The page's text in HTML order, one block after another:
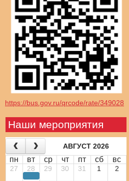
https://bus.gov.ru/qrcode/rate/349028
Наши мероприятия
АВГУСТ 2026
пн вт ср чт пт сб вс
27 28 29 30 31 1 2